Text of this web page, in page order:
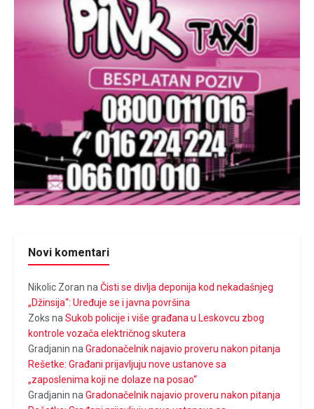
Novi komentari
Nikolic Zoran na Čisti se divlja deponija kod nekadašnjeg
„Džinsija“: Uređuje se i javna površina
Zoks na Sukob policije i više građana u Leskovcu zbog
kontrole vozača električnog skutera
Gradjanin na Gradonačelnik najavio proveru nakon pitanja
Rešetke: Građani prijavljuju nove ustanove sa
„zaposlenima koji ne dolaze na posao“
Gradjanin na Gradonačelnik najavio proveru nakon pitanja